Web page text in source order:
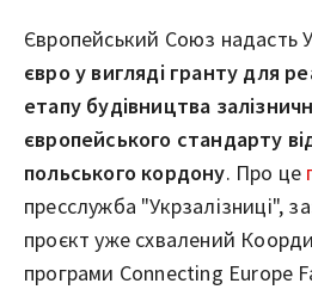
Європейський Союз надасть
євро у вигляді гранту для
етапу будівництва
європейського стандарту
польського кордону. Про це
пресслужба "Укрзалізниці",
проєкт уже схвалений
програми Connecting Europe